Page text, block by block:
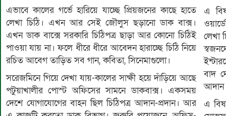
এভাবে কালের গর্ভে হারিয়ে যাচ্ছে প্রিয়জনের কাছে হাতে
লেখা চিঠি। এখন আর সেই জৌলুস ছড়ানো ডাক বাক্স।
এখন ডাক বাক্সে সরকারি চিঠিপত্র ছাড়া আর কোনো চিঠিই
পাওয়া যায় না। ফলে ধীরে ধীরে আবেদন হারাচ্ছে চিঠি নিয়ে
রচিত আবেগ তাড়িত সব গান, কবিতা, সিনেমাগুলো।
সরেজমিনে গিয়ে দেখা যায়-কালের সাক্ষী হয়ে দাঁড়িয়ে আছে
পটুয়াখালীর পোস্ট অফিসের সামনে ডাকবাক্স। একসময়
দেশে যোগাযোগের বাহন ছিল চিঠিপত্র আদান-প্রদান। আর
এ
লেখা
বাদ
আদান
এ